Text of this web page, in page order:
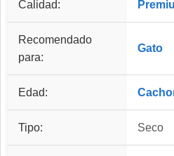
Calidad:
Recomendado
para:
Gato
Edad:
Tipo: Seco